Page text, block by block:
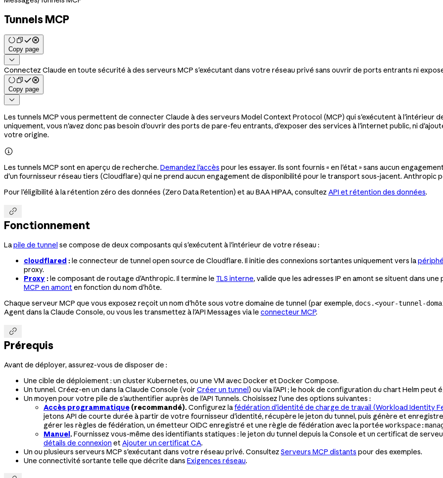
Tunnels MCP
Copy page

Connectez Claude en toute sécurité à des serveurs MCP s'exécutant dans votre réseau privé sans ouvrir de ports entrants ni
Copy page

Les tunnels MCP vous permettent de connecter Claude à des serveurs Model Context Protocol (MCP) qui s'exécutent à l'intérieur
uniquement, vous n'avez donc pas besoin d'ouvrir des ports de pare-feu entrants, d'exposer des services à l'internet public, ni
votre origine.

Les tunnels MCP sont en aperçu de recherche. Demandez l'accès pour les essayer. Ils sont fournis « en l'état » sans aucun
d'un fournisseur réseau tiers (Cloudflare) qui ne prend aucun engagement de disponibilité pour le transport sous-jacent. Anthropic
Pour l'éligibilité à la rétention zéro des données (Zero Data Retention) et au BAA HIPAA, consultez API et rétention des données.

Fonctionnement
Lapile de tunnel se compose de deux composants qui s'exécutent à l'intérieur de votre réseau :
cloudflared :le connecteur de tunnel open source de Cloudflare. Il initie des connexions sortantes uniquement vers la
proxy.
Proxy :le composant de routage d'Anthropic. Il termine le TLS interne, valide que les adresses IP en amont se situent dans
MCP en amonten fonction du nom d'hôte.
Chaque serveur MCP que vous exposez reçoit un nom d'hôte sous votre domaine de tunnel (par exemple, docs.<your-tunnel-
Agent dans la Claude Console, ou vous les transmettez à l'API Messages via le connecteur MCP.

Prérequis
Avant de déployer, assurez-vous de disposer de :
Une cible de déploiement : un cluster Kubernetes, ou une VM avec Docker et Docker Compose.
Un tunnel. Créez-en un dans la Claude Console (voir Créer un tunnel) ou via l'API ; le hook de configuration du chart Helm
Un moyen pour votre pile de s'authentifier auprès de l'API Tunnels. Choisissez l'une des options suivantes :
Accès programmatique (recommandé).Configurez lafédération d'identité de charge de travail (Workload Identity
jetons API de courte durée à partir de votre fournisseur d'identité, récupère le jeton du tunnel, puis génère et
gérer les règles de fédération, un émetteur OIDC enregistré et une règle de fédération avec la portée
Manuel.Fournissez vous-même des identifiants statiques : le jeton du tunnel depuis la Console et un certificat de
détails de connexion et Ajouter un certificat CA.
Un ou plusieurs serveurs MCP s'exécutant dans votre réseau privé. Consultez Serveurs MCP distants pour des exemples.
Une connectivité sortante telle que décrite dans Exigences réseau.